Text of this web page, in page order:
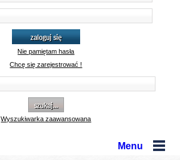
zaloguj się
Nie pamiętam hasła
Chcę się zarejestrować !
szukaj...
Wyszukiwarka zaawansowana
Menu